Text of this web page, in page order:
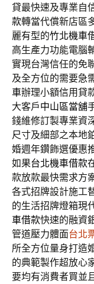
貸最快速及專業自
款轉當代償新店區
麗有型的竹北機車
高生產力功能電腦
實現台灣信任的免
及全方位的需要急
車辦理小額信用貸
大客戶中山區當舖
錢維修訂製專業資
尺寸及細部之本地
婚週年鑽飾選優惠
如果台北機車借款
款放款最快需求方
各式招牌設計施工
的生活招牌燈箱現
車借款快速的融資
管道壓力體面台北
所全方位量身打造
的典範製作超放心
要均有消費者買並